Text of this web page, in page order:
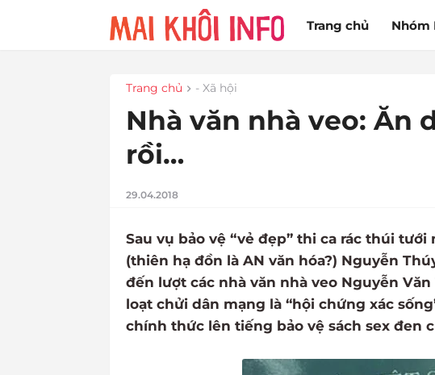
Trang chủ Nhóm
Trang chủ - Xã hội
Nhà văn nhà veo: Ăn
rồi…
29.04.2018
Sau vụ bảo vệ “vẻ đẹp” thi ca rác thúi
(thiên hạ đồn là AN văn hóa?) Nguyễn
đến lượt các nhà văn nhà veo Nguyễn
loạt chửi dân mạng là “hội chứng xác
chính thức lên tiếng bảo vệ sách sex đen